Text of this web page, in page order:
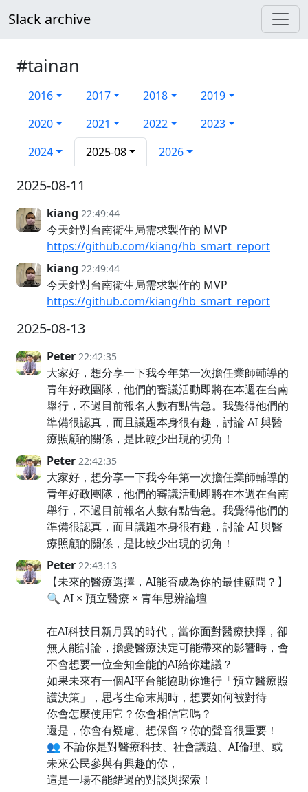
Slack archive
#tainan
2016 2017 2018
2019
2020
2021 2022
2023
2024
2025-08 2026
2025-08-11
kiang 22:49:44
今天針對台南衛生局需求製作的 MVP
https://github.com/kiang/hb_smart_report
kiang 22:49:44
今天針對台南衛生局需求製作的 MVP
https://github.com/kiang/hb_smart_report
2025-08-13
Peter 22:42:35
大家好，想分享一下我今年第一次擔任業師輔導的
青年好政團隊，他們的審議活動即將在本週在台南
舉行，不過目前報名人數有點告急。我覺得他們的
準備很認真，而且議題本身很有趣，討論 AI 與醫
療照顧的關係，是比較少出現的切角！
Peter 22:42:35
大家好，想分享一下我今年第一次擔任業師輔導的
青年好政團隊，他們的審議活動即將在本週在台南
舉行，不過目前報名人數有點告急。我覺得他們的
準備很認真，而且議題本身很有趣，討論 AI 與醫
療照顧的關係，是比較少出現的切角！
Peter 22:43:13
【未來的醫療選擇，AI能否成為你的最佳顧問？】
🔍 AI × 預立醫療 × 青年思辨論壇
在AI科技日新月異的時代，當你面對醫療抉擇，卻
無人能討論，擔憂醫療決定可能帶來的影響時，會
不會想要一位全知全能的AI給你建議？
如果未來有一個AI平台能協助你進行「預立醫療照
護決策」，思考生命末期時，想要如何被對待
你會怎麼使用它？你會相信它嗎？
還是，你會有疑慮、想保留？你的聲音很重要！
👥 不論你是對醫療科技、社會議題、AI倫理、或
未來公民參與有興趣的你，
這是一場不能錯過的對談與探索！